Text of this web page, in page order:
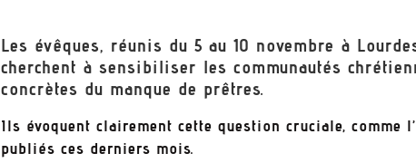
Les évêques, réunis du 5 au 10 novembre à
cherchent à sensibiliser les communautés
concrètes du manque de prêtres.
Ils évoquent clairement cette question cruciale, comme
publiés ces derniers mois.